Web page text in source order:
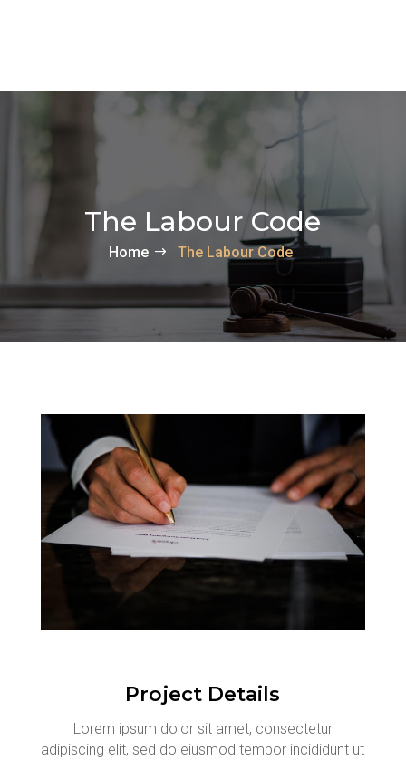
The Labour Code
Home The Labour Code
Project Details
Lorem ipsum dolor sit amet, consectetur
adipiscing elit, sed do eiusmod tempor incididunt ut